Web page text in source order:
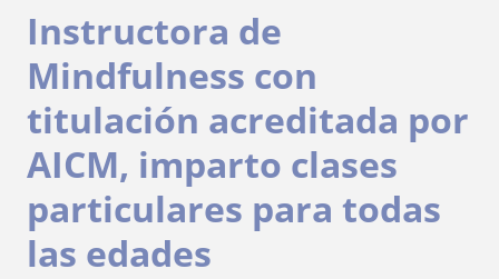
Instructora de
Mindfulness con
titulación acreditada por
AICM, imparto clases
particulares para todas
las edades